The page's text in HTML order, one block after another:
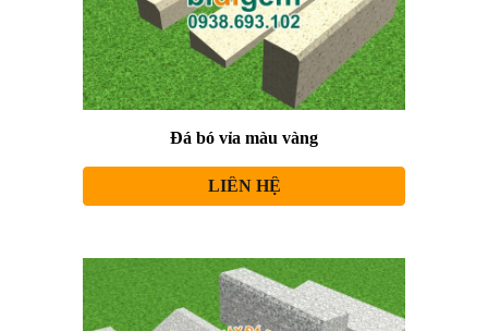
Đá bó vỉa màu vàng
LIÊN HỆ